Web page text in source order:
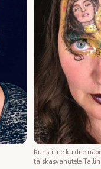
Kunstiline kuldne
täiskasvanutele